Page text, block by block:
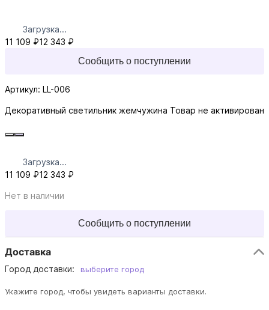
Загрузка...
11 109 ₽12 343 ₽
Сообщить о поступлении
Артикул: LL-006
Декоративный светильник жемчужина Товар не активирован
Загрузка...
11 109 ₽12 343 ₽
Нет в наличии
Сообщить о поступлении
Доставка
Город доставки: выберите город
Укажите город, чтобы увидеть варианты доставки.